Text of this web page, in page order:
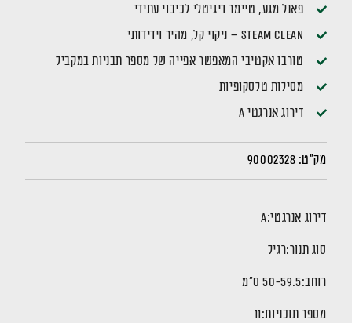
פאנל מגע, טיימר דיגיטלי לכיבוי עתידי
Steam Clean – ניקוי קל, מהיר וידידותי
טורבו אקטיבי המאפשר אפייה של מספר תבניות במקביל
מסילות טלסקופיות
דירוג אנרגטי A
מק"ט: 90002328
דירוג אנרגטי:A
סוג תנור:רגיל
רוחב:50-59.5 ס"מ
מספר תוכניות:11